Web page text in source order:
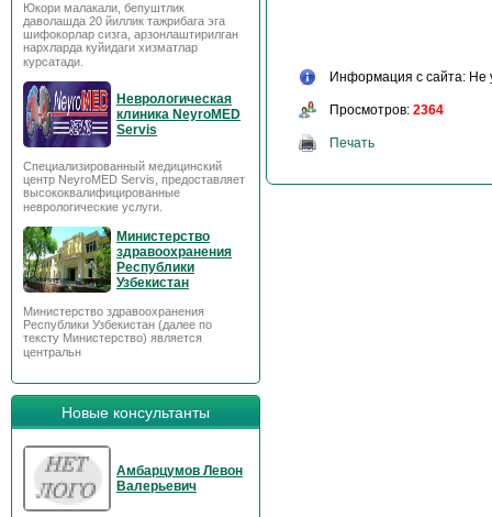
Юкори малакали, бепуштлик
даволашда 20 йиллик тажрибага эга
шифокорлар сизга, арзонлаштирилган
нархларда куйидаги хизматлар
курсатади.
Неврологическая
клиника NeyroMED
Servis
Специализированный медицинский
центр NeyroMED Servis, предоставляет
высококвалифицированные
неврологические услуги.
Министерство
здравоохранения
Республики
Узбекистан
Министерство здравоохранения
Республики Узбекистан (далее по
тексту Министерство) является
центральн
Новые консультанты
Амбарцумов Левон
Валерьевич
Информация с сайта: Не
Просмотров: 2364
Печать